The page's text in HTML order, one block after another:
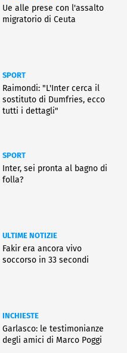
Ue alle prese con l'assalto
migratorio di Ceuta
SPORT
Raimondi: "L'Inter cerca il
sostituto di Dumfries, ecco
tutti i dettagli"
SPORT
Inter, sei pronta al bagno di
folla?
ULTIME NOTIZIE
Fakir era ancora vivo
soccorso in 33 secondi
INCHIESTE
Garlasco: le testimonianze
degli amici di Marco Poggi